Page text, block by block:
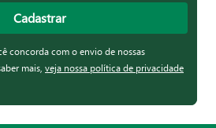
Cadastrar
concorda com o envio de nossas
mais, veja nossa política de privacidade